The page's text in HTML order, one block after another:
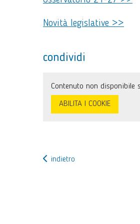
Novità legislative >>
condividi
Contenuto non disponibile
ABILITA I COOKIE
indietro